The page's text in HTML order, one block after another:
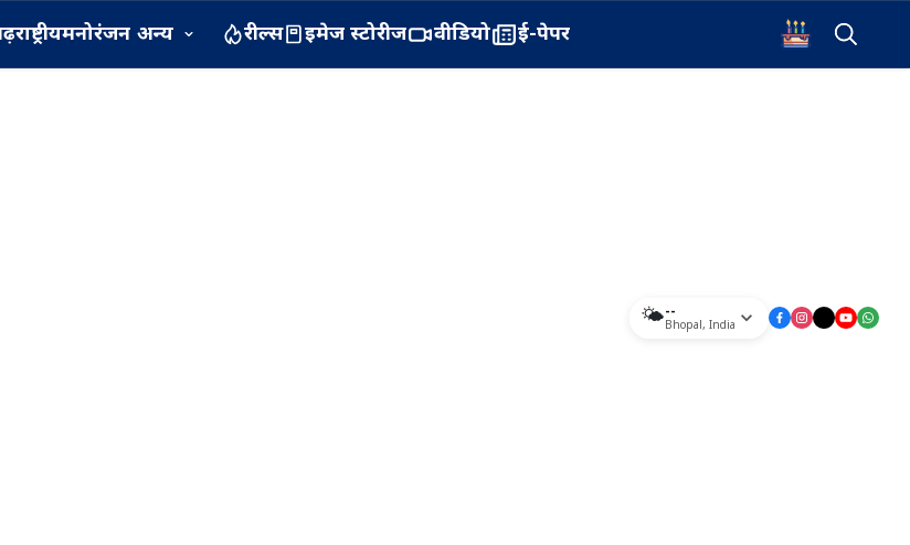
राष्ट्रीयमनोरंजन अन्य रील्स इमेज स्टोरीज वीडियो ई-पेपर
🌤️--
Bhopal , India